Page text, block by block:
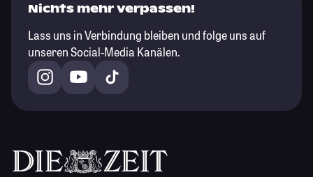
Nichts mehr verpassen!
Lass uns in Verbindung bleiben und folge uns auf
unseren Social-Media Kanälen.